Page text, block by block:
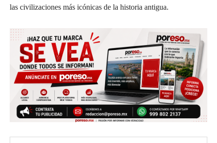
las civilizaciones más icónicas de la historia antigua.